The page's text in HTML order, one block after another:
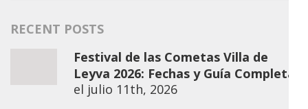
RECENT POSTS
Festival de las Cometas Villa de
Leyva 2026: Fechas y Guía Completa
el julio 11th, 2026